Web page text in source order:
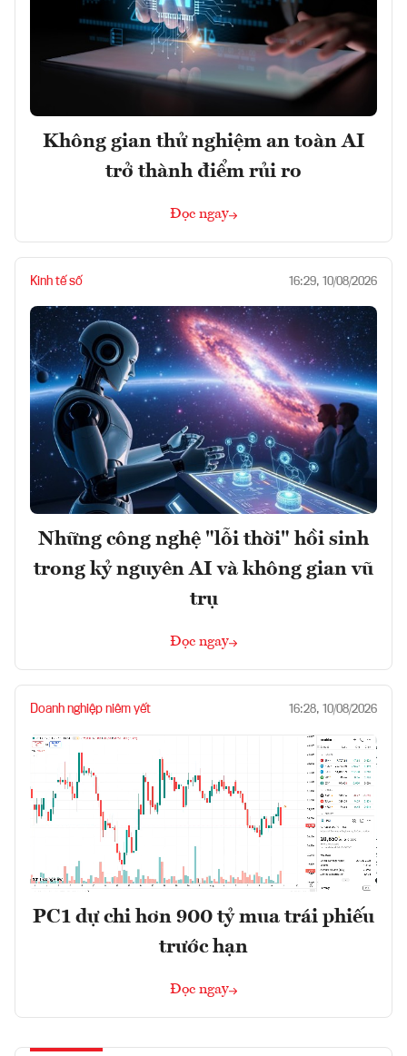
Không gian thử nghiệm an toàn AI
trở thành điểm rủi ro
Đọc ngay
Kinh tế số 16:29, 10/08/2026
Những công nghệ "lỗi thời" hồi sinh
trong kỷ nguyên AI và không gian vũ
trụ
Đọc ngay
Doanh nghiệp niêm yết 16:28, 10/08/2026
PC1 dự chi hơn 900 tỷ mua trái phiếu
trước hạn
Đọc ngay